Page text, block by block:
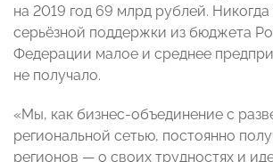
на 2019 год 69 млрд рублей. Никогда
серьёзной поддержки из бюджета
Федерации малое и среднее
не получало.
«Мы, как бизнес-объединение с
региональной сетью, постоянно
регионов — о своих трудностях и